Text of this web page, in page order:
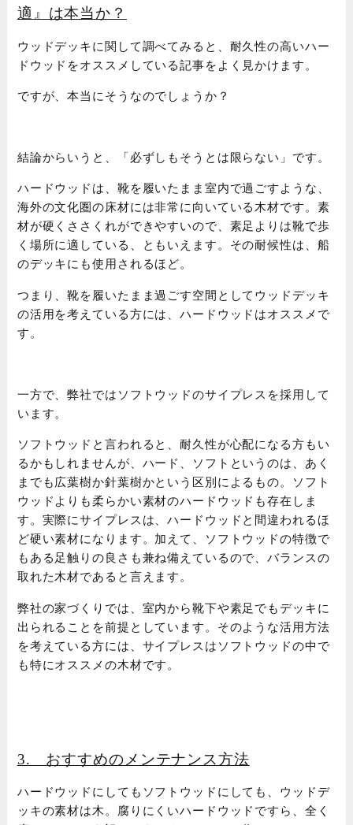
適』は本当か？
ウッドデッキに関して調べてみると、耐久性の高いハー
ドウッドをオススメしている記事をよく見かけます。
ですが、本当にそうなのでしょうか？
結論からいうと、「必ずしもそうとは限らない」です。
ハードウッドは、靴を履いたまま室内で過ごすような、
海外の文化圏の床材には非常に向いている木材です。素
材が硬くささくれができやすいので、素足よりは靴で歩
く場所に適している、ともいえます。その耐候性は、船
のデッキにも使用されるほど。
つまり、靴を履いたまま過ごす空間としてウッドデッキ
の活用を考えている方には、ハードウッドはオススメで
す。
一方で、弊社ではソフトウッドのサイプレスを採用して
います。
ソフトウッドと言われると、耐久性が心配になる方もい
るかもしれませんが、ハード、ソフトというのは、あく
までも広葉樹か針葉樹かという区別によるもの。ソフト
ウッドよりも柔らかい素材のハードウッドも存在しま
す。実際にサイプレスは、ハードウッドと間違われるほ
ど硬い素材になります。加えて、ソフトウッドの特徴で
もある足触りの良さも兼ね備えているので、バランスの
取れた木材であると言えます。
弊社の家づくりでは、室内から靴下や素足でもデッキに
出られることを前提としています。そのような活用方法
を考えている方には、サイプレスはソフトウッドの中で
も特にオススメの木材です。
3. おすすめのメンテナンス方法
ハードウッドにしてもソフトウッドにしても、ウッドデ
ッキの素材は木。腐りにくいハードウッドですら、全く